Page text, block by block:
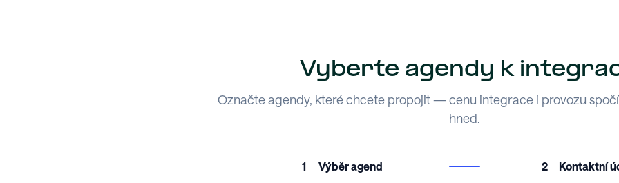
Vyberte agendy k
Označte agendy, které chcete propojit — cenu integrace i provozu
hned.
1 Výběr agend 2 Kontaktní